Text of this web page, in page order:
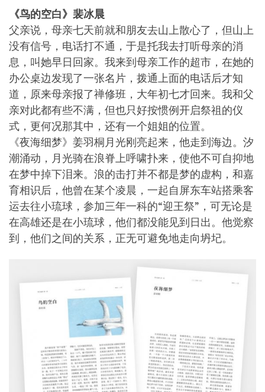
《鸟的空白》裴冰晨
父亲说，母亲七天前就和朋友去山上散心了，但山上
没有信号，电话打不通，于是托我去打听母亲的消
息，叫她早日回家。我来到母亲工作的超市，在她的
办公桌边发现了一张名片，拨通上面的电话后才知
道，原来母亲报了禅修班，大年初七才回来。我和父
亲对此都有些不满，但也只好按惯例开启祭祖的仪
式，更何况那其中，还有一个姐姐的位置。
《夜海细梦》姜羽桐月光刚亮起来，他走到海边。汐
潮涌动，月光骑在浪脊上呼啸扑来，使他不可自抑地
在梦中掉下泪来。浪的击打并不都是梦的虚构，和嘉
育相识后，他曾在某个凌晨，一起自屏东车站搭乘客
运去往小琉球，参加三年一科的“迎王祭”，可无论是
在高雄还是在小琉球，他们都没能见到日出。他觉察
到，他们之间的关系，正无可避免地走向坍圮。